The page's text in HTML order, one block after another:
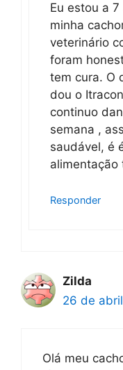
Eu estou a
minha
veterinário
foram
tem cura. O
dou o
continuo
semana ,
saudável, é
alimentação
Responder
Zilda
26 de
Olá meu